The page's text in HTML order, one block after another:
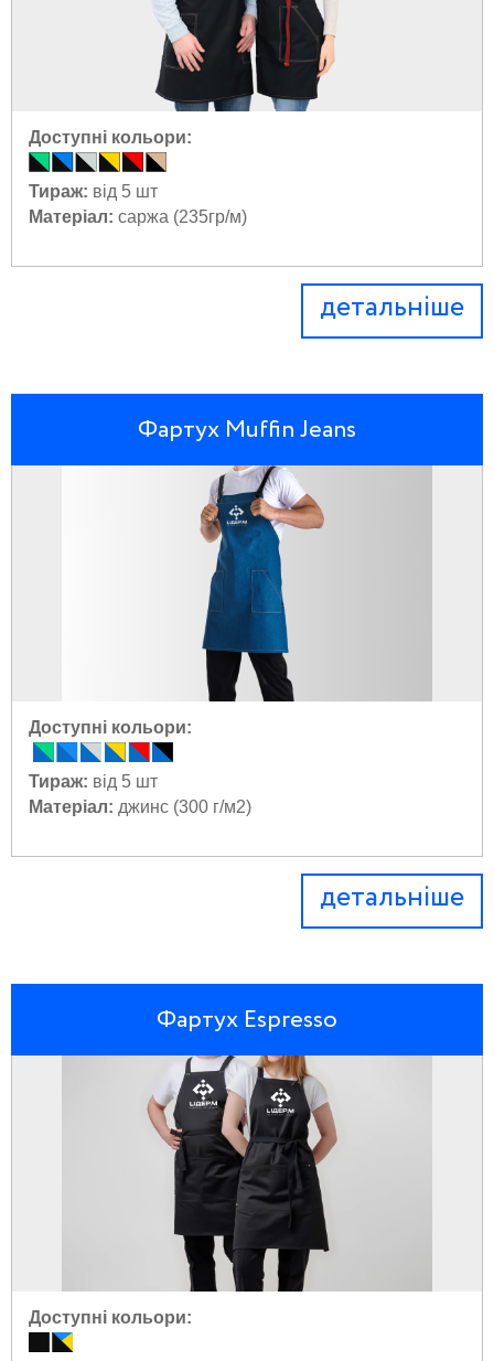
Доступні кольори:
Тираж: від 5 шт
Матеріал: саржа (235гр/м)
детальніше
Фартух Muffin Jeans
Доступні кольори:
Тираж: від 5 шт
Матеріал: джинс (300 г/м2)
детальніше
Фартух Espresso
Доступні кольори: